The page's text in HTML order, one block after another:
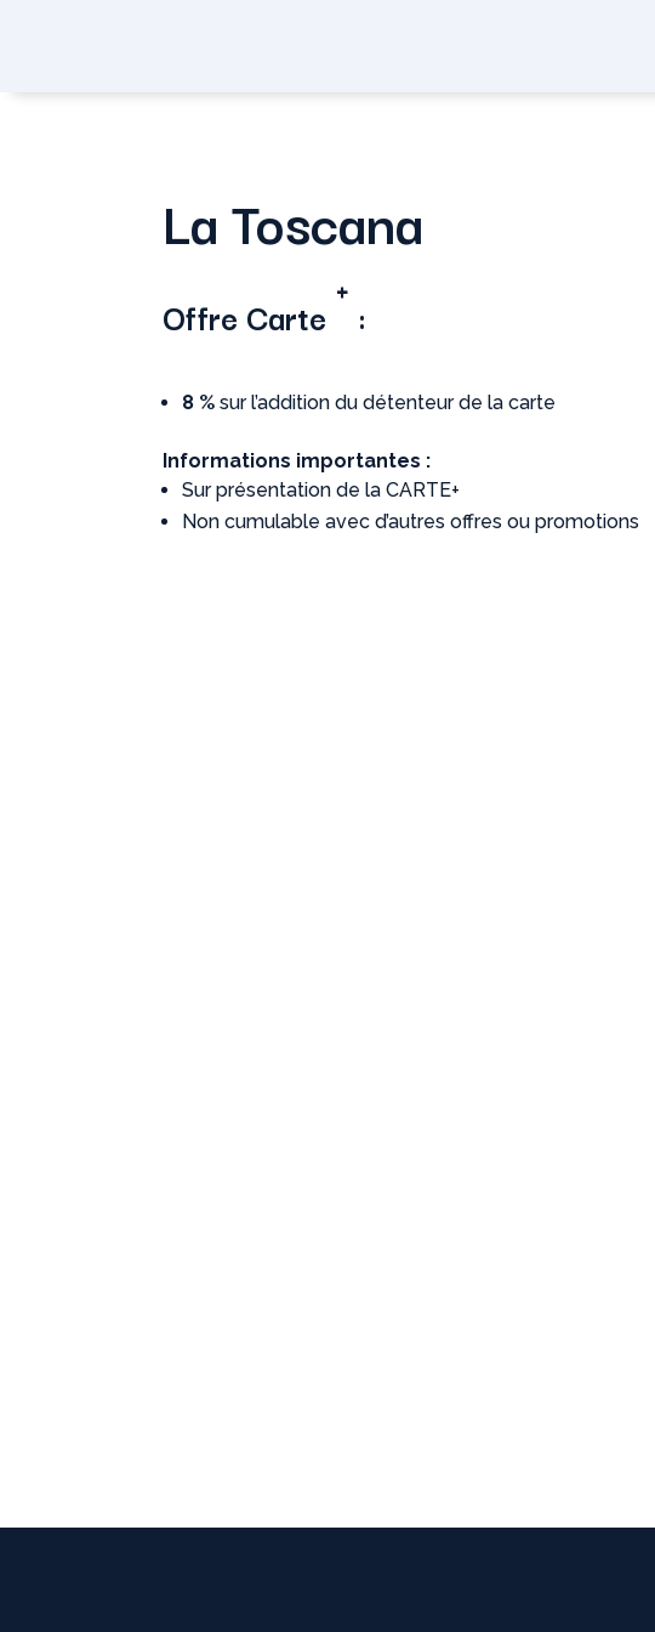
La Toscana
Offre Carte
+
:
8 % sur l’addition du détenteur de la carte
Informations importantes :
Sur présentation de la CARTE+
Non cumulable avec d’autres offres ou promotions